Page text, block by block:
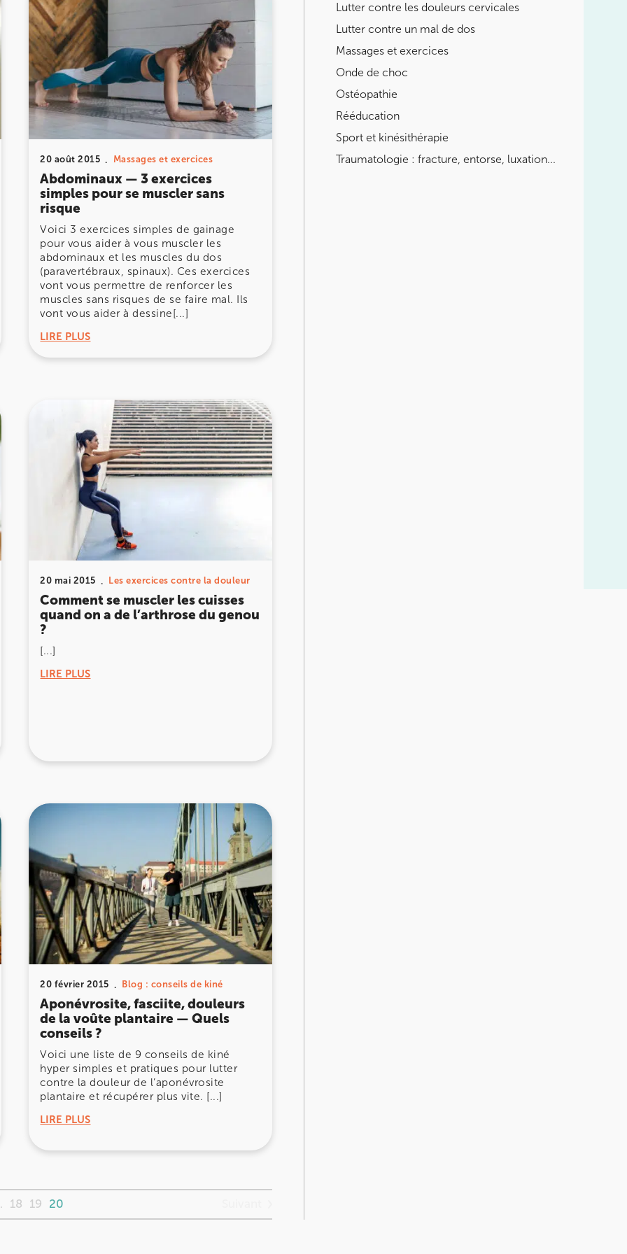
DOULEURS ET BLESSURES DE LA HANCHE ET DE
LA CUISSE
DOULEURS ET BLESSURES DU GENOU ET DE LA
LES MALADIES EN RHUMATOLOGIE
DÉBUTER OU REPRENDRE LE
SPORT
DU SPORT POUR PRÉPARER LES
BOOSTER LES PERFORMANCES
20 août 2015 Massages et exercices
Abdominaux — 3 exercices
simples pour se muscler sans
risque
Voici 3 exercices simples de gainage
pour vous aider à vous muscler les
abdominaux et les muscles du dos
(paravertébraux, spinaux). Ces exercices
vont vous permettre de renforcer les
muscles sans risques de se faire mal. Ils
vont vous aider à dessine[...]
LIRE PLUS
20 mai 2015 Les exercices contre la douleur
Comment se muscler les cuisses
quand on a de l’arthrose du genou
?
[...]
LIRE PLUS
20 février 2015 Blog : conseils de kiné
Aponévrosite, fasciite, douleurs
de la voûte plantaire — Quels
conseils ?
Voici une liste de 9 conseils de kiné
hyper simples et pratiques pour lutter
contre la douleur de l’aponévrosite
plantaire et récupérer plus vite. [...]
LIRE PLUS
18 19 20
Lutter contre les douleurs cervicales
Lutter contre un mal de dos
Massages et exercices
Onde de choc
Ostéopathie
Rééducation
Sport et kinésithérapie
Traumatologie : fracture, entorse, luxation...
Malabry
Malabry